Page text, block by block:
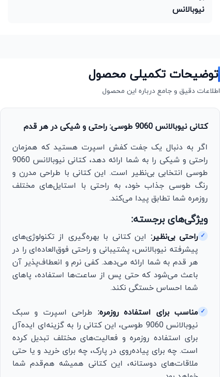
نیوبالانس
توضیحات تکمیلی محصول
اطلاعات دقیق و جامع درباره این محصول
کتانی نیوبالانس 9060 طوسی: راحتی و شیکی در هر قدم
اگر به دنبال یک جفت کفش اسپرت هستید که همزمان
راحتی و شیکی را به شما ارائه دهد، کتانی نیوبالانس 9060
طوسی انتخابی بی‌نظیر است. این کتانی با طراحی مدرن و
رنگ طوسی جذاب خود، به راحتی با استایل‌های مختلف
روزمره شما تطابق پیدا می‌کند.
ویژگی‌های برجسته:
✓ راحتی بی‌نظیر: این کتانی با بهره‌گیری از تکنولوژی‌های
پیشرفته نیوبالانس، پشتیبانی و راحتی فوق‌العاده‌ای را در
هر قدم به شما ارائه می‌دهد. کفی نرم و انعطاف‌پذیر آن
باعث می‌شود که حتی پس از ساعت‌ها استفاده، پاهای
شما احساس خستگی نکند.
✓ مناسب برای استفاده روزمره: طراحی اسپرت و سبک
نیوبالانس 9060 طوسی، این کتانی را به گزینه‌ای ایده‌آل
برای استفاده روزمره و فعالیت‌های مختلف تبدیل کرده
است. چه برای پیاده‌روی در پارک، چه برای خرید و یا حتی
ملاقات‌های دوستانه، این کتانی همیشه هم‌قدم شما